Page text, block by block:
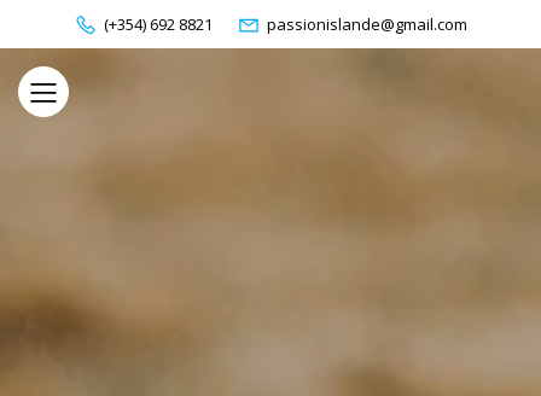
(+354) 692 8821 passionislande@gmail.com